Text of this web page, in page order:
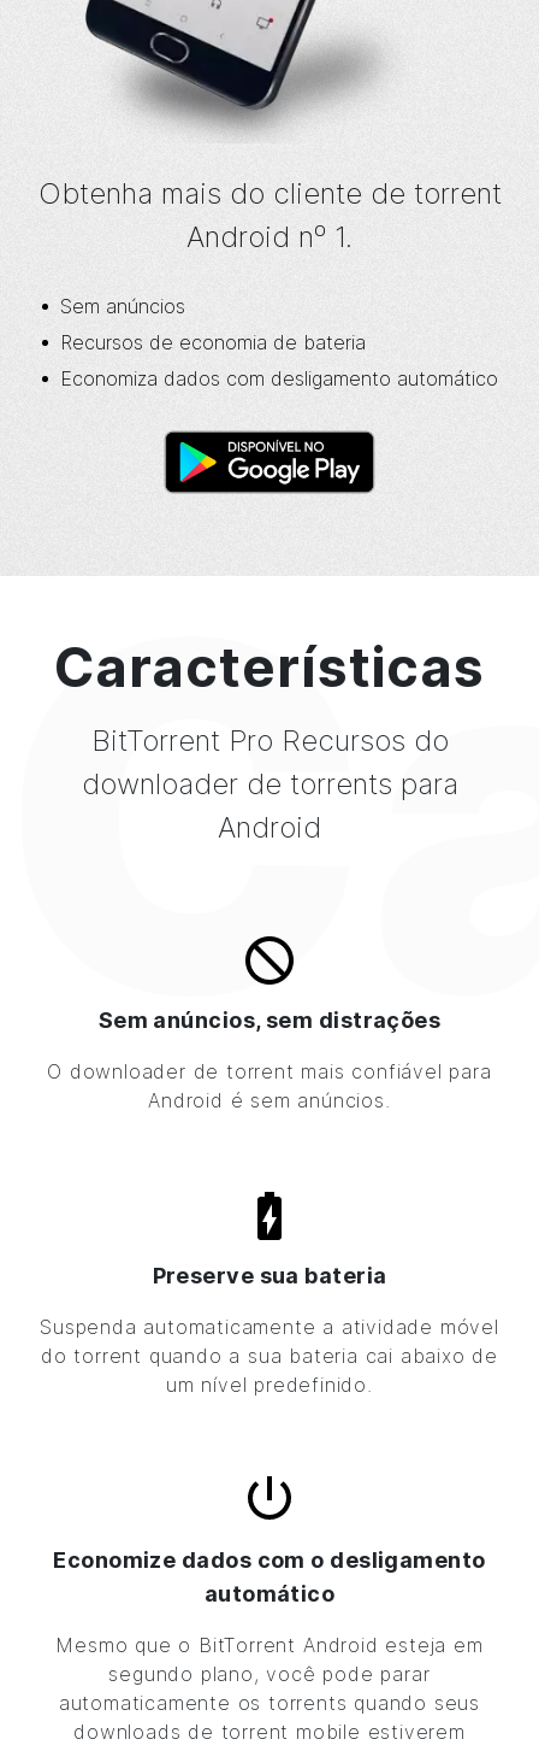
Obtenha mais do cliente de torrent
Android nº 1.
Sem anúncios
Recursos de economia de bateria
Economiza dados com desligamento automático
Características
BitTorrentPro Recursos do
downloader de torrents para
Android
Sem anúncios, sem distrações
O downloader de torrent mais confiável para
Android é sem anúncios.
Preserve sua bateria
Suspenda automaticamente a atividade móvel
do torrent quando a sua bateria cai abaixo de
um nível predefinido.
Economize dados com o desligamento
automático
Mesmo que o BitTorrent Android esteja em
segundo plano, você pode parar
automaticamente os torrents quando seus
downloads de torrent mobile estiverem